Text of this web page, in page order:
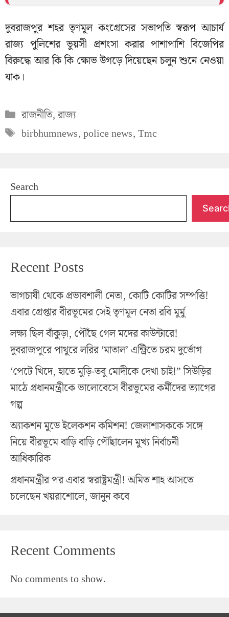
দুবরাজপুর শহর তৃণমূল কংগ্রেসের সভাপতি স্বরূপ আচার্য
রাজ্য পুলিশের ভুয়সী প্রশংসা করার পাশাপাশি বিজেপির
বিরুদ্ধে আর কি কি ক্ষোভ উগড়ে দিয়েছেন চলুন শুনে নেওয়া
যাক।
Categories
রাজনীতি,রাজ্য
Tags
birbhumnews,police news,Tmc
Search
Recent Posts
ভাগচাষী থেকে প্রভাবশালী নেতা, কোটি কোটির সম্পত্তি!
এবার গ্রেপ্তার বীরভূমের সেই তৃণমূল নেতা রবি মুর্মু
লক্ষ্য ছিল বাঁকুড়া, পৌঁছে গেল মদের কাউন্টারে!
দুবরাজপুরে পাথুরে লরির ‘মাতাল’ এন্ট্রিতে চরম দুর্ভোগ
‘পেটে খিদে, হাতে মুড়ি-তবু মোদীকে দেখা চাই!” সিউড়ির
মাঠে প্রধানমন্ত্রীকে ভালোবেসে বীরভূমের কর্মীদের ত্যাগের
গল্প
অ্যাকশন মুডে ইলেকশন কমিশন! জেলাশাসককে সঙ্গে
নিয়ে বীরভূমে বাড়ি বাড়ি পৌঁছালেন মুখ্য নির্বাচনী
আধিকারিক
প্রধানমন্ত্রীর পর এবার স্বরাষ্ট্রমন্ত্রী! অমিত শাহ আসতে
চলেছেন খয়রাশোলে, জানুন কবে
Recent Comments
No comments to show.